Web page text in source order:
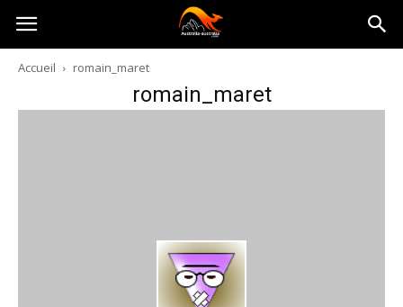
Australia-
australie.com
Accueil romain_maret
romain_maret